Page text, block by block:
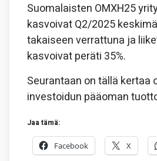
Suomalaisten OMXH25
kasvoivat Q2/2025
takaiseen verrattuna ja
kasvoivat peräti 35%.
Seurantaan on tällä kertaa
investoidun pääoman
Jaa tämä:
Facebook X